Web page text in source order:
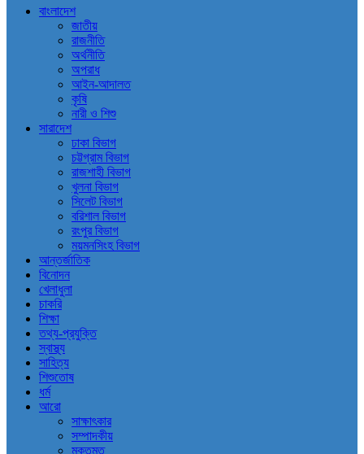
বাংলাদেশ
জাতীয়
রাজনীতি
অর্থনীতি
অপরাধ
আইন-আদালত
কৃষি
নারী ও শিশু
সারাদেশ
ঢাকা বিভাগ
চট্টগ্রাম বিভাগ
রাজশাহী বিভাগ
খুলনা বিভাগ
সিলেট বিভাগ
বরিশাল বিভাগ
রংপুর বিভাগ
ময়মনসিংহ বিভাগ
আন্তর্জাতিক
বিনোদন
খেলাধুলা
চাকরি
শিক্ষা
তথ্য-প্রযুক্তি
স্বাস্থ্য
সাহিত্য
শিশুতোষ
ধর্ম
আরো
সাক্ষাৎকার
সম্পাদকীয়
মুক্তমত